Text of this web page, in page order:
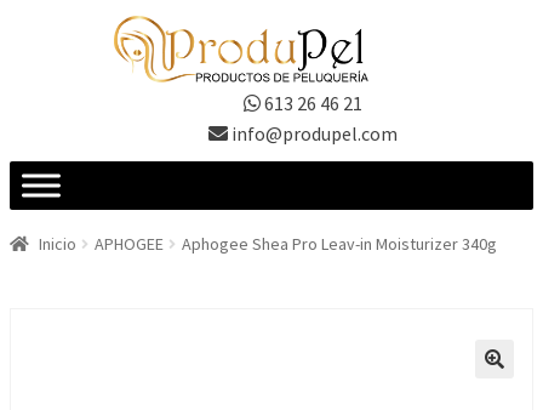
613 26 46 21
info@produpel.com
Inicio APHOGEE Aphogee Shea Pro Leav-in Moisturizer 340g